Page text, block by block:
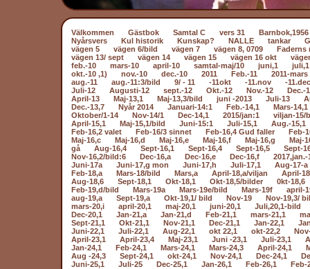
Välkommen Gästbok Samtal C vers 31
Barnbok,1956
Nyårsvers
Kul historik Kunskap? NALLE tankar
vägen 5
vägen 6/bild vägen 7 vägen 8, 0709
Faderns
vägen 13/ sept
vägen 14 vägen 15 vägen 16 okt
feb.-10
mars-10 april-10 samtal-maj/10 juni,1
juli,1
okt.-10 ,1)
nov.-10 dec.-10 2011 Feb.-11
2011-mars
aug.-11
aug.-11:3/bild 9/ - 11 -11okt -11.nov
-
Juli-12
Augusti-12 sept.-12 Okt.-12 Nov.-12
Dec.-
April-13
Maj-13,1 Maj-13,3/bild juni -2013 Juli-13
Dec.-13,7
Nyår 2014 Januari-14:1 Feb.-14,1
Mars-14,1
Oktober/1-14
Nov-14/1 Dec-14,1 2015/jan:1
viljan-15/
April-15,1
Maj-15,1/bild Juni-15:1 Juli-15,1
Aug.-15,1
Feb-16,2 valet
Feb-16/3 sinnet Feb-16,4 Gud faller
Feb-
Maj-16,c
Maj-16,d Maj-16,e Maj-16,f Maj-16,g
Maj-
gå
Aug-16,4 Sept-16,1 Sept-16,4 Sept-16,5
Sept-
Nov-16,2/bild:6
Dec-16,a Dec-16,e Dec-16,f
2017,jan.-
Juni-17a
Juni-17,g mon Juni-17,h Juli-17,1
Aug-17-a
Feb-18,a
Mars-18/bild Mars,a April-18,a/viljan
April-
Aug-18,6
Sept-18,1 Okt-18,1 Okt-18,5/bilder
0kt-18,6
Feb-19,d/bild
Mars-19a Mars-19e/bild Mars-19f
april-
aug-19,a
Sept-19,a Okt-19,1/ bild Nov-19
Nov-19,3/
mars-20,i
april-20,1 maj-20,1 juni-20,1
Juli,20,1-bild
Dec-20,1
Jan-21,a Jan-21,d Feb-21,1 mars-21,1
Sept-21,1
Okt-21,1 Nov-21,1 Dec-21,1 Jan-22,1
Juni-22,1
Juli-22,1 Aug-22,1 okt 22,1 okt-22,2
April-23,1
April-23,4 Maj-23,1 Juni -23,1 Juli-23,1
Jan-24,1
Feb-24,1 Mars-24,1 Mars-24,3 April-24,1
Aug -24,3
Sept-24,1 okt-24,1 Nov-24,1 Dec-24,1
Juni-25,1
Juli-25 Dec-25,1 Jan-26,1 Feb-26,1 Feb-